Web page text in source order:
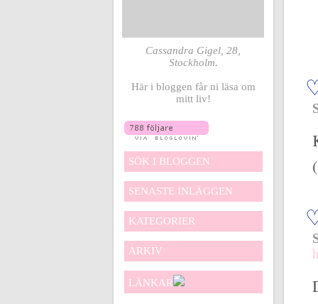
Cassandra Gigel, 28,
Stockholm.
Här i bloggen får ni läsa om
mitt liv!
SÖK I BLOGGEN
SENASTE INLÄGGEN
KATEGORIER
ARKIV
LÄNKAR